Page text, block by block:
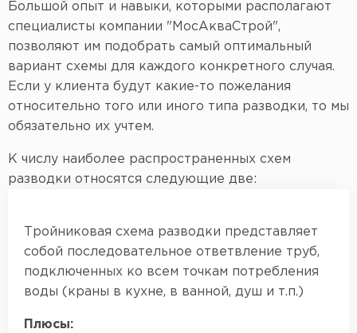
Большой опыт и навыки, которыми располагают
специалисты компании "МосАкваСтрой",
позволяют им подобрать самый оптимальный
вариант схемы для каждого конкретного случая.
Если у клиента будут какие-то пожелания
относительно того или иного типа разводки, то мы
обязательно их учтем.
К числу наиболее распространенных схем
разводки относятся следующие две:
Тройниковая схема разводки представляет
собой последовательное ответвление труб,
подключенных ко всем точкам потребления
воды (краны в кухне, в ванной, душ и т.п.)
Плюсы: